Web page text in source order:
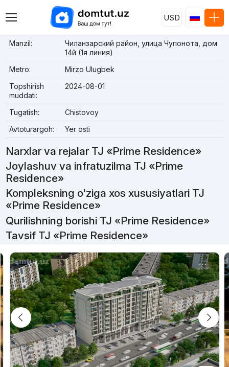
USD
Manzil:
Чиланзарский район, улица Чупонота, дом
14й (1я линия)
Metro:
Mirzo Ulugbek
Topshirish
muddati:
2024-08-01
Tugatish:
Chistovoy
Avtoturargoh:
Yer osti
Narxlar va rejalar TJ «Prime Residence»
Joylashuv va infratuzilma TJ «Prime
Residence»
Kompleksning o'ziga xos xususiyatlari TJ
«Prime Residence»
Qurilishning borishi TJ «Prime Residence»
Tavsif TJ «Prime Residence»